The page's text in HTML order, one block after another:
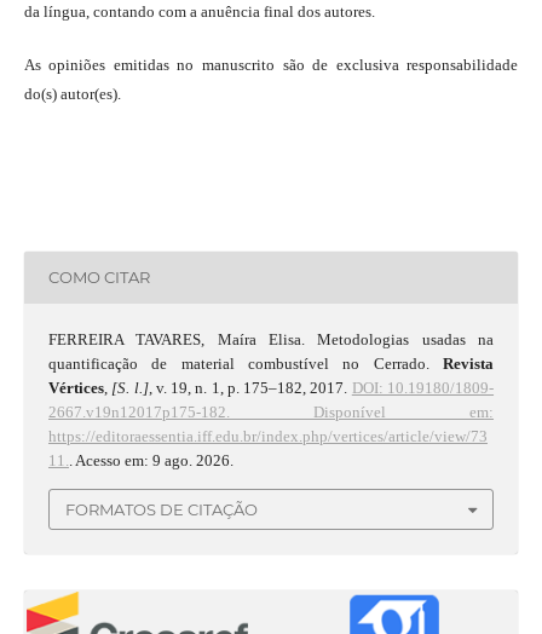
da língua, contando com a anuência final dos autores.
As opiniões emitidas no manuscrito são de exclusiva responsabilidade
do(s) autor(es).
COMO CITAR
FERREIRA TAVARES, Maíra Elisa. Metodologias usadas na
quantificação de material combustível no Cerrado.Revista
Vértices, [S. l.], v. 19, n. 1, p. 175–182, 2017. DOI: 10.19180/1809-
2667.v19n12017p175-182.
Disponível em:
https://editoraessentia.iff.edu.br/index.php/vertices/article/view/73
11.
. Acesso em: 9 ago. 2026.
FORMATOS DE CITAÇÃO